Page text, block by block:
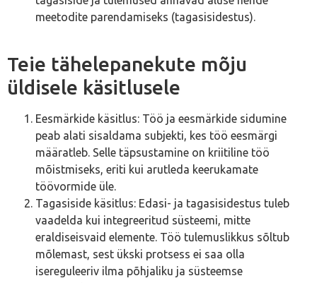
meetodite parendamiseks (tagasisidestus).
Teie tähelepanekute mõju
üldisele käsitlusele
Eesmärkide käsitlus: Töö ja eesmärkide sidumine
peab alati sisaldama subjekti, kes töö eesmärgi
määratleb. Selle täpsustamine on kriitiline töö
mõistmiseks, eriti kui arutleda keerukamate
töövormide üle.
Tagasiside käsitlus: Edasi- ja tagasisidestus tuleb
vaadelda kui integreeritud süsteemi, mitte
eraldiseisvaid elemente. Töö tulemuslikkus sõltub
mõlemast, sest ükski protsess ei saa olla
isereguleeriv ilma põhjaliku ja süsteemse